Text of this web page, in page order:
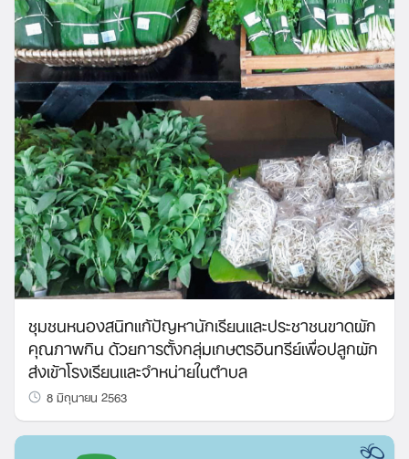
ชุมชนหนองสนิทแก้ปัญหานักเรียนและประชาชนขาดผัก
คุณภาพกิน ด้วยการตั้งกลุ่มเกษตรอินทรีย์เพื่อปลูกผัก
ส่งเข้าโรงเรียนและจำหน่ายในตำบล
8 มิถุนายน 2563